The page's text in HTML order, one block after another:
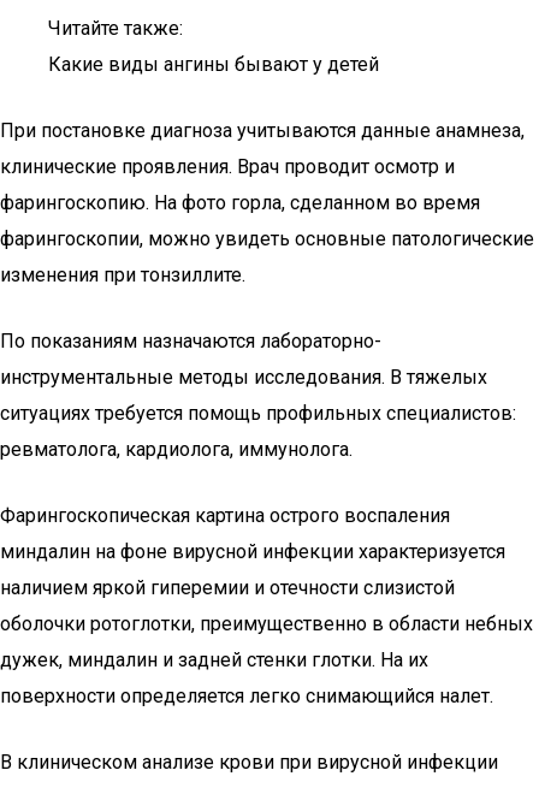
Читайте также:
Какие виды ангины бывают у детей
При постановке диагноза учитываются данные анамнеза,
клинические проявления. Врач проводит осмотр и
фарингоскопию. На фото горла, сделанном во время
фарингоскопии, можно увидеть основные патологические
изменения при тонзиллите.
По показаниям назначаются лабораторно-
инструментальные методы исследования. В тяжелых
ситуациях требуется помощь профильных специалистов:
ревматолога, кардиолога, иммунолога.
Фарингоскопическая картина острого воспаления
миндалин на фоне вирусной инфекции характеризуется
наличием яркой гиперемии и отечности слизистой
оболочки ротоглотки, преимущественно в области небных
дужек, миндалин и задней стенки глотки. На их
поверхности определяется легко снимающийся налет.
В клиническом анализе крови при вирусной инфекции